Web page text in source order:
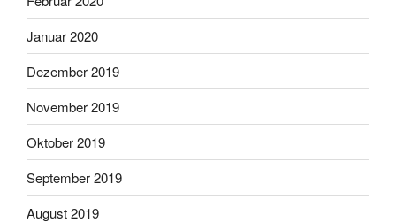
Januar 2020
Dezember 2019
November 2019
Oktober 2019
September 2019
August 2019